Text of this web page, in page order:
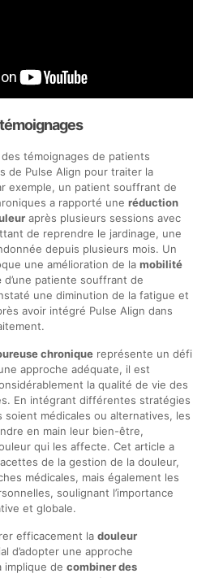
témoignages de patients
de Pulse Align pour traiter la
exemple, un patient souffrant de
a rapporté une réduction
après plusieurs sessions avec
de reprendre le jardinage, une
depuis plusieurs mois. Un
une amélioration de la mobilité
d’une patiente souffrant de
une diminution de la fatigue et
avoir intégré Pulse Align dans
chroniquereprésente un défi
approche adéquate, il est
la qualité de vie des
En intégrant différentes stratégies
soient médicales ou alternatives, les
en main leur bien-être,
qui les affecte. Cet article a
de la gestion de la douleur,
médicales, mais également les
soulignant l’importance
et globale.
efficacement la douleur
d’adopter une approche
implique de combiner des